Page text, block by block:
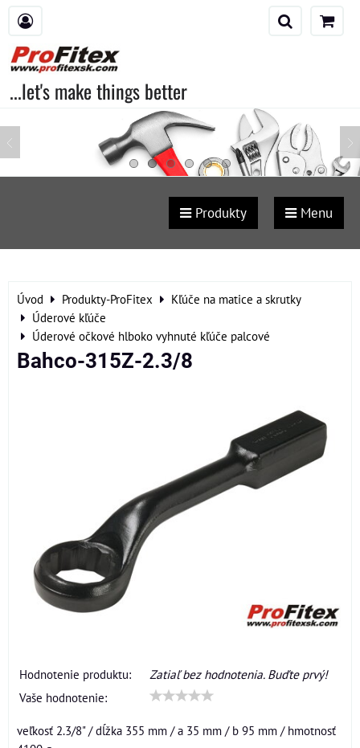
...let's make things better
Produkty Menu
Úvod Produkty-ProFitex
Kľúče na matice a skrutky
Úderové kľúče
Úderové očkové hlboko vyhnuté kľúče palcové
Bahco-315Z-2.3/8
Hodnotenie produktu:
Zatiaľ bez hodnotenia. Buďte prvý!
Vaše hodnotenie:
veľkosť 2.3/8" / dĺžka 355 mm / a 35 mm / b 95 mm / hmotnosť